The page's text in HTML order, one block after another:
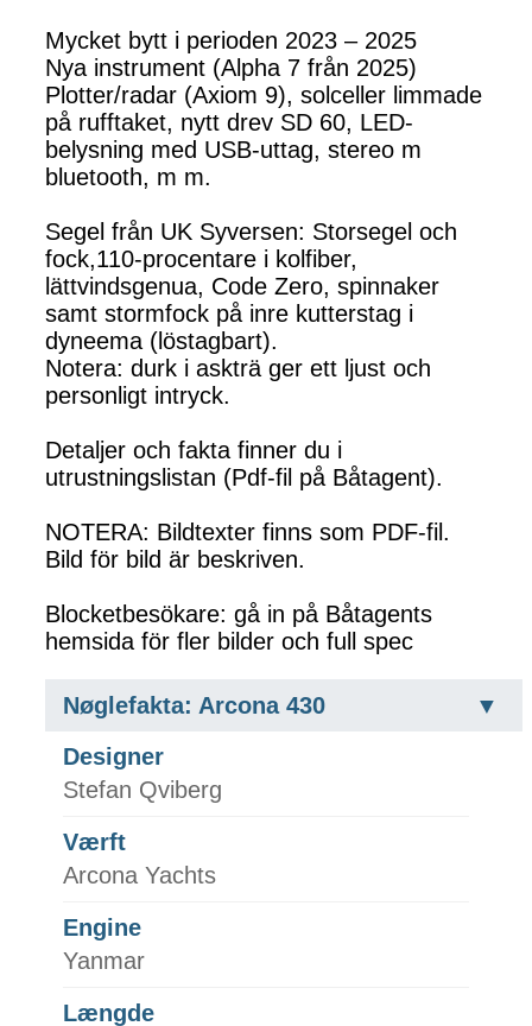
Mycket bytt i perioden 2023 – 2025
Nya instrument (Alpha 7 från 2025)
Plotter/radar (Axiom 9), solceller limmade
på rufftaket, nytt drev SD 60, LED-
belysning med USB-uttag, stereo m
bluetooth, m m.
Segel från UK Syversen: Storsegel och
fock,110-procentare i kolfiber,
lättvindsgenua, Code Zero, spinnaker
samt stormfock på inre kutterstag i
dyneema (löstagbart).
Notera: durk i askträ ger ett ljust och
personligt intryck.
Detaljer och fakta finner du i
utrustningslistan (Pdf-fil på Båtagent).
NOTERA: Bildtexter finns som PDF-fil.
Bild för bild är beskriven.
Blocketbesökare: gå in på Båtagents
hemsida för fler bilder och full spec
Nøglefakta: Arcona 430
Designer
Stefan Qviberg
Værft
Arcona Yachts
Engine
Yanmar
Længde